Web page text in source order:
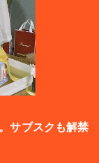
サブスクも解禁